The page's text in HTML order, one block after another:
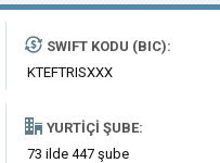
SWIFT KODU (BIC):
KTEFTRISXXX
YURTIÇI ŞUBE:
73 ilde 447 şube